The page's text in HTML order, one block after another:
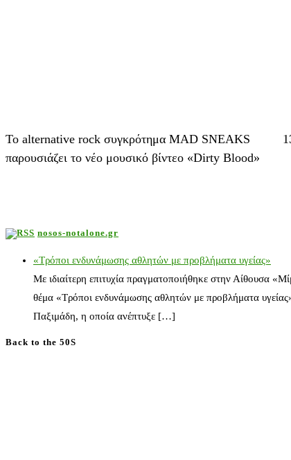
Το alternative rock συγκρότημα MAD SNEAKS
παρουσιάζει το νέο μουσικό βίντεο «Dirty Blood»
nosos-notalone.gr
«Τρόποι ενδυνάμωσης αθλητών με προβλήματα υγείας»
Με ιδιαίτερη επιτυχία πραγματοποιήθηκε στην Αίθουσα
θέμα «Τρόποι ενδυνάμωσης αθλητών με προβλήματα
Παξιμάδη, η οποία ανέπτυξε […]
Back to the 50S